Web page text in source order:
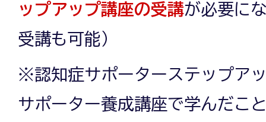
ップアップ講座の受講が必要に
受講も可能）
※認知症サポーターステップア
サポーター養成講座で学んだこ